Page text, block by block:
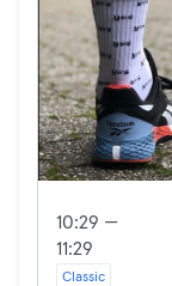
10:29 —
11:29
Classic